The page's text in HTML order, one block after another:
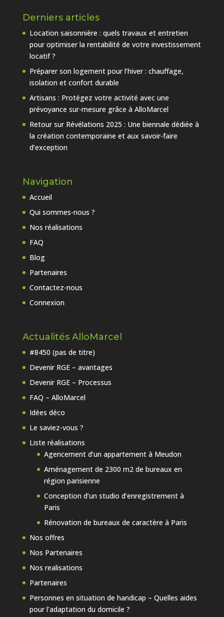
Derniers articles
Location saisonnière : quels travaux et entretien
pour optimiser la rentabilité de votre investissement
locatif ?
Préparer son logement pour l’hiver : chauffage,
isolation et confort durable
Artisans : Protégez votre activité avec une
prévoyance sur-mesure grâce à AlloMarcel
Retour sur Révélations 2025 : Une biennale dédiée à
la création contemporaine et aux savoir-faire
d’exception
Navigation
Accueil
Qui sommes-nous ?
Nos réalisations
FAQ
Blog
Partenaires
Contactez-nous
Connexion
Actualités AlloMarcel
#8450 (pas de titre)
Devenir RGE – avantages
Devenir RGE – Processus
FAQ – AlloMarcel
Idées déco
Le saviez-vous ?
Liste réalisations
Agencement d’un appartement à Meudon
Aménagement de 2300 m2 de bureaux en
région parisienne
Conception d’un studio d’enregistrement à
Paris
Rénovation de bureaux de caractère à Paris
Nos offres
Nos Partenaires
Nos realisations
Partenaires
Personnes en situation de handicap – Quelles aides
pour l’adaptation du domicile ?